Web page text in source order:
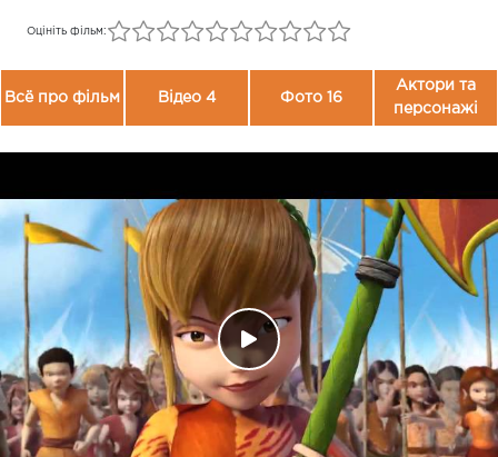
Оцініть фільм:
Всё про фільм Відео 4 Фото 16
Актори та
персонажі